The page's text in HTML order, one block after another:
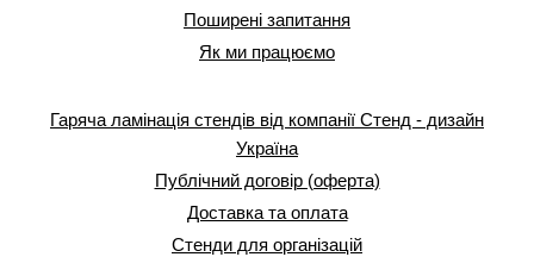
Поширені запитання
Як ми працюємо
Гаряча ламінація стендів від компанії Стенд - дизайн
Україна
Публічний договір (оферта)
Доставка та оплата
Стенди для організацій